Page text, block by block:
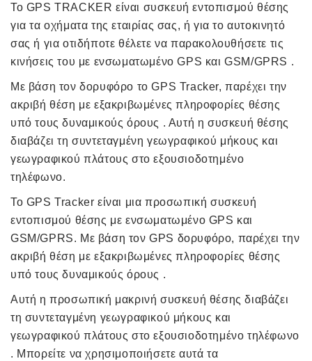
Το GPS TRACKER είναι συσκευή εντοπισμού θέσης
για τα οχήματα της εταιρίας σας, ή για το αυτοκινητό
σας ή για οτιδήποτε θέλετε να παρακολουθήσετε τις
κινήσεις του με ενσωματωμένο GPS και GSM/GPRS .
Με βάση τον δορυφόρο το GPS Tracker, παρέχει την
ακριβή θέση με εξακριβωμένες πληροφορίες θέσης
υπό τους δυναμικούς όρους . Αυτή η συσκευή θέσης
διαβάζει τη συντεταγμένη γεωγραφικού μήκους και
γεωγραφικού πλάτους στο εξουσιοδοτημένο
τηλέφωνο.
To GPS Tracker είναι μια προσωπική συσκευή
εντοπισμού θέσης με ενσωματωμένο GPS και
GSM/GPRS. Με βάση τον GPS δορυφόρο, παρέχει την
ακριβή θέση με εξακριβωμένες πληροφορίες θέσης
υπό τους δυναμικούς όρους .
Αυτή η προσωπική μακρινή συσκευή θέσης διαβάζει
τη συντεταγμένη γεωγραφικού μήκους και
γεωγραφικού πλάτους στο εξουσιοδοτημένο τηλέφωνο
. Μπορείτε να χρησιμοποιήσετε αυτά τα